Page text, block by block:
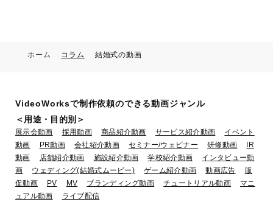
ホーム コラム 結婚式の動画
VideoWorksで制作依頼のできる動画ジャンル
＜用途・目的別＞
展示会動画 採用動画 商品紹介動画 サービス紹介動画
イベント
動画
PR動画 会社紹介動画 セミナー/ウェビナー 研修動画
IR
動画
店舗紹介動画 施設紹介動画 学校紹介動画
インタビュー動
画
ウェディング(結婚式ムービー) ゲーム紹介動画 動画広告
販
促動画
PV MV ブランディング動画 チュートリアル動画
マニ
ュアル動画
ライブ配信